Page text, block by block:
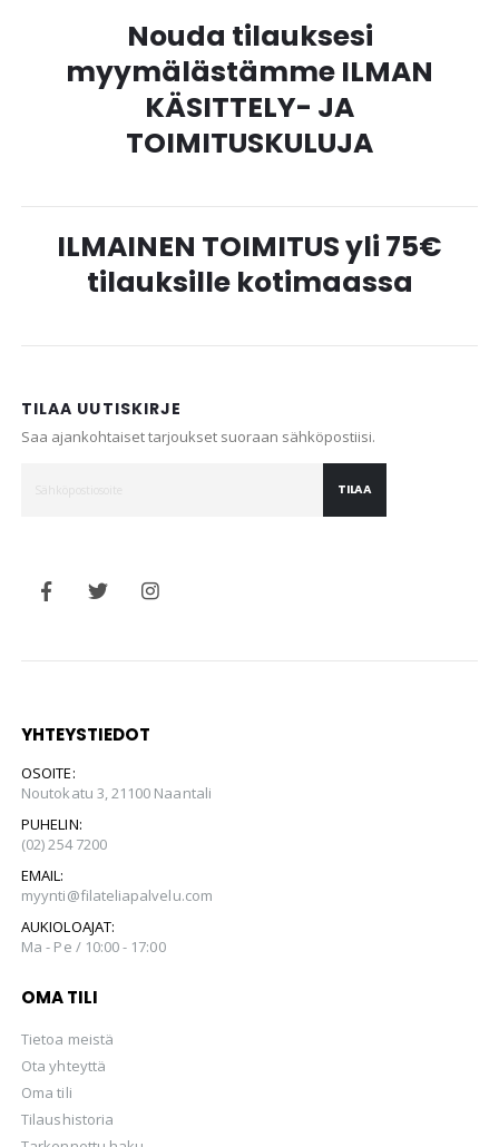
Nouda tilauksesi
myymälästämme ILMAN
KÄSITTELY- JA
TOIMITUSKULUJA
ILMAINEN TOIMITUS yli 75€
tilauksille kotimaassa
TILAA UUTISKIRJE
Saa ajankohtaiset tarjoukset suoraan sähköpostiisi.
TILAA
YHTEYSTIEDOT
OSOITE:
Noutokatu 3, 21100 Naantali
PUHELIN:
(02) 254 7200
EMAIL:
myynti@filateliapalvelu.com
AUKIOLOAJAT:
Ma - Pe / 10:00 - 17:00
OMA TILI
Tietoa meistä
Ota yhteyttä
Oma tili
Tilaushistoria